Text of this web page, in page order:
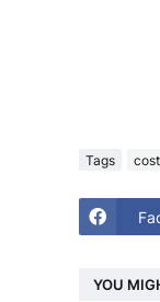
Tags
YOU